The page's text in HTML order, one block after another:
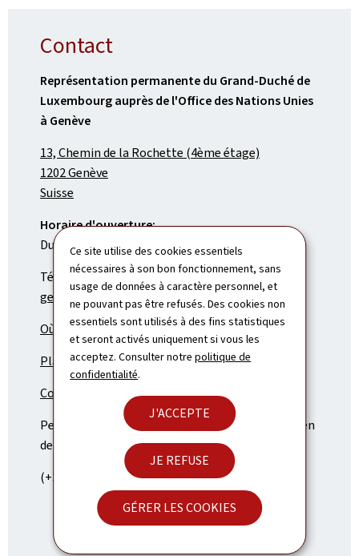
Ce site utilise des cookies essentiels
nécessaires à son bon fonctionnement, sans
usage de données à caractère personnel, et
ne pouvant pas être refusés. Des cookies non
essentiels sont utilisés à des fins statistiques
et seront activés uniquement si vous les
acceptez. Consulter notrepolitique de
confidentialité.
J'ACCEPTE
JE REFUSE
GÉRER LES COOKIES
Contact
Représentation permanente du Grand-Duché de
Luxembourg auprès de l'Office des Nations Unies
à Genève
13, Chemin de la Rochette (4ème étage)
1202 Genève
Suisse
Horaire d'ouverture:
Du lundi au vendredi de 9h à 17h
Tél.: (+41) 22 919 19 29
geneve.rp@mae.etat.lu
Où nous trouver?
Planifiez votre voyage
Consulat Général de Genève
Permanence consulaire - urgence uniquement (en
dehors des heures de bureau) :
(+352) 247 723 00